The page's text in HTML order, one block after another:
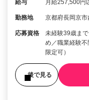
給与 月給257,500円
勤務地 京都府長岡京市
応募資格
未経験39歳ま
め／職業経験
限定可）
後で見る